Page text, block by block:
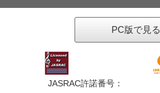
PC版で見る
JASRAC許諾番号：